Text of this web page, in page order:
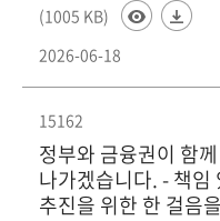
(1005 KB)
2026-06-18
15162
정부와 금융권이 함
나가겠습니다. - 책임
추진을 위한 한 걸음